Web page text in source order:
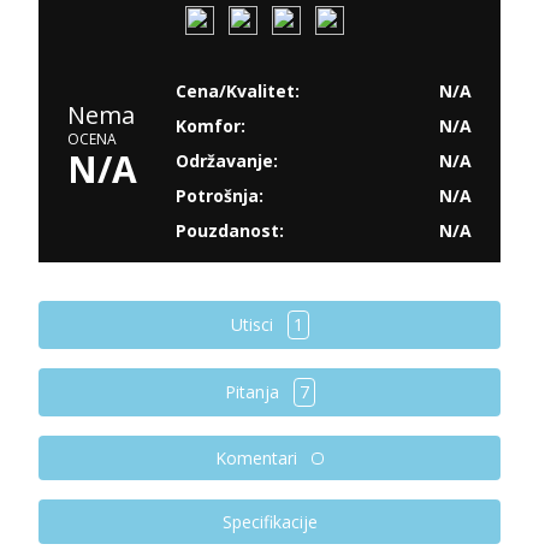
Nema
OCENA
N/A
Cena/Kvalitet:
N/A
Komfor:
N/A
Održavanje:
N/A
Potrošnja:
N/A
Pouzdanost:
N/A
Utisci 1
Pitanja 7
Komentari
Specifikacije